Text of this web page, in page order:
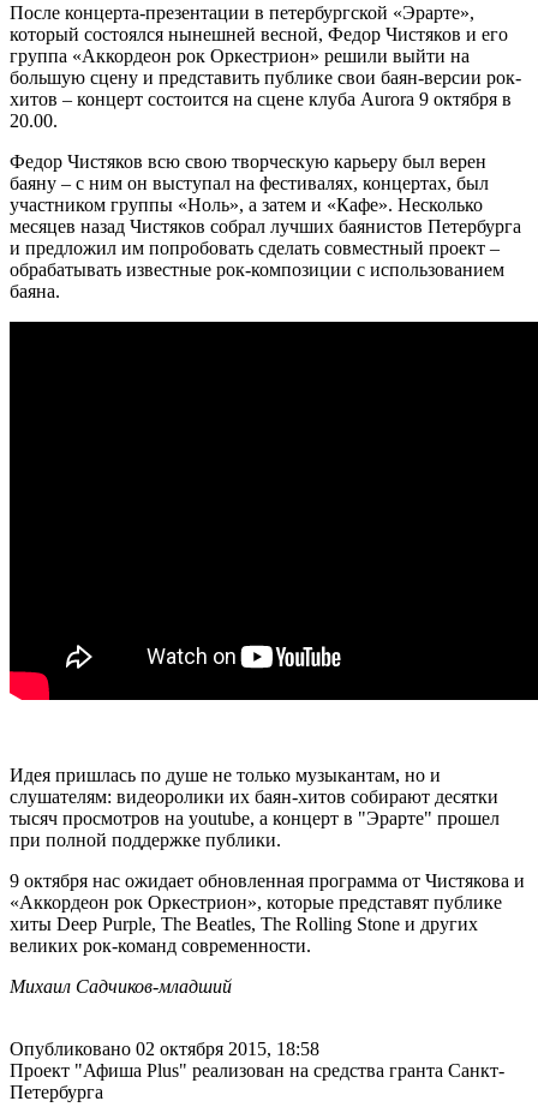
После концерта-презентации в петербургской «Эрарте»,
который состоялся нынешней весной, Федор Чистяков и его
группа «Аккордеон рок Оркестрион» решили выйти на
большую сцену и представить публике свои баян-версии рок-
хитов – концерт состоится на сцене клуба Aurora 9 октября в
20.00.
Федор Чистяков всю свою творческую карьеру был верен
баяну – с ним он выступал на фестивалях, концертах, был
участником группы «Ноль», а затем и «Кафе». Несколько
месяцев назад Чистяков собрал лучших баянистов Петербурга
и предложил им попробовать сделать совместный проект –
обрабатывать известные рок-композиции с использованием
баяна.
Идея пришлась по душе не только музыкантам, но и
слушателям: видеоролики их баян-хитов собирают десятки
тысяч просмотров на youtube, а концерт в "Эрарте" прошел
при полной поддержке публики.
9 октября нас ожидает обновленная программа от Чистякова и
«Аккордеон рок Оркестрион», которые представят публике
хиты Deep Purple, The Beatles, The Rolling Stone и других
великих рок-команд современности.
Михаил Садчиков-младший
Опубликовано 02 октября 2015, 18:58
Проект "Афиша Plus" реализован на средства гранта Санкт-
Петербурга